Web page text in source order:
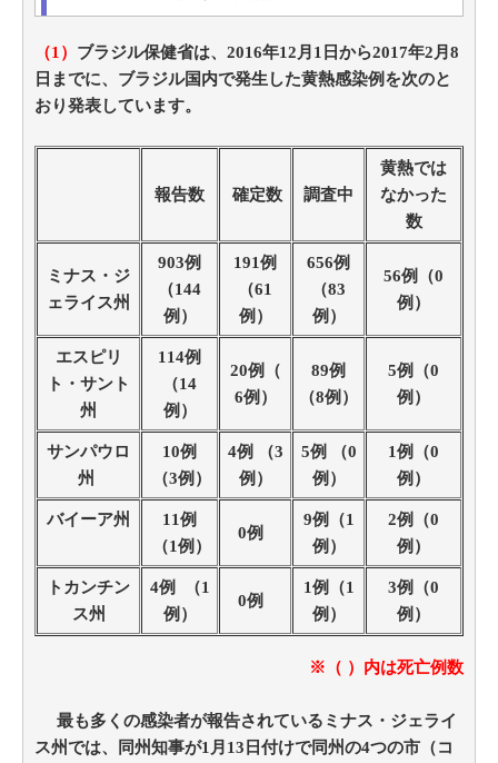
（1） ブラジル保健省は、2016年12月1日から2017年2月8
日までに、ブラジル国内で発生した黄熱感染例を次のと
おり発表しています。
報告数 確定数 調査中
黄熱では
なかった
数
ミナス・ジ
ェライス州
903例
（144
例）
191例
（61
例）
656例
（83
例）
56例（0
例）
エスピリ
ト・サント
州
114例
（14
例）
20例（
6例）
89例
（8例）
5例（0
例）
サンパウロ
州
10例
（3例）
4例 （3
例）
5例 （0
例）
1例（0
例）
バイーア州
11例
（1例）
0例
9例（1
例）
2例（0
例）
トカンチン
ス州
4例 （1
例）
0例
1例（1
例）
3例（0
例）
※（ ）内は死亡例数
最も多くの感染者が報告されているミナス・ジェライ
ス州では、同州知事が1月13日付けで同州の4つの市（コ